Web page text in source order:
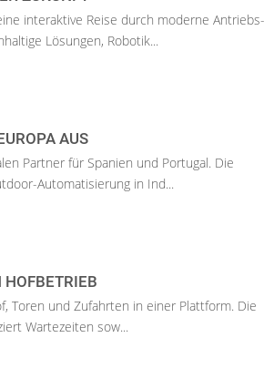
interaktive Reise durch moderne Antriebs-
Lösungen, Robotik...
AUS
Partner für Spanien und Portugal. Die
Automatisierung in Ind...
HOFBETRIEB
Toren und Zufahrten in einer Plattform. Die
Wartezeiten sow...